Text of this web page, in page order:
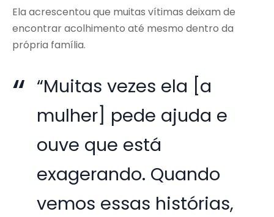
Ela acrescentou que muitas vítimas deixam de
encontrar acolhimento até mesmo dentro da
própria família.
“Muitas vezes ela [a
mulher] pede ajuda e
ouve que está
exagerando. Quando
vemos essas histórias,